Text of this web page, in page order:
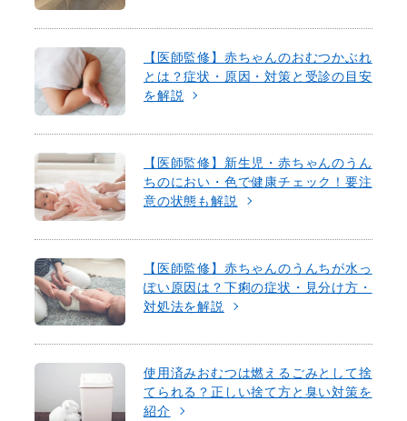
【医師監修】赤ちゃんのおむつかぶれ
とは？症状・原因・対策と受診の目安
を解説
【医師監修】新生児・赤ちゃんのうん
ちのにおい・色で健康チェック！要注
意の状態も解説
【医師監修】赤ちゃんのうんちが水っ
ぽい原因は？下痢の症状・見分け方・
対処法を解説
使用済みおむつは燃えるごみとして捨
てられる？正しい捨て方と臭い対策を
紹介